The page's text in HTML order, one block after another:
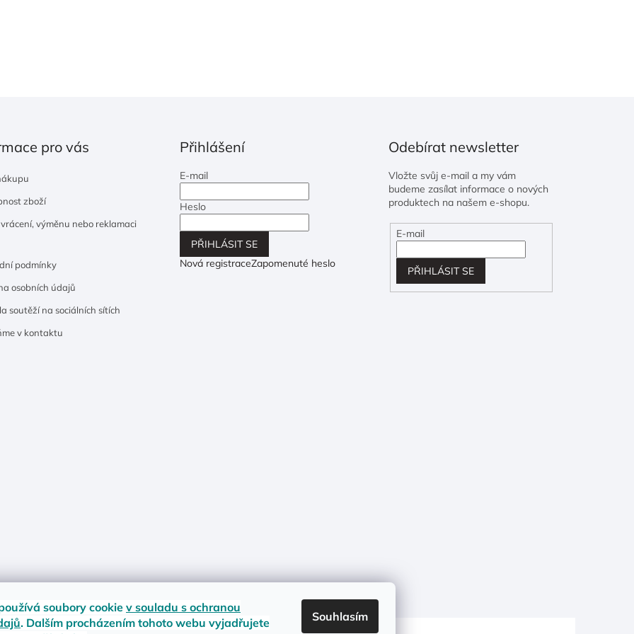
soubory cookie v souladu s ochranou
. Dalším procházením tohoto webu vyjadřujete
Souhlasím
r
v
k
y
v
ý
pro vás
zboží
výměnu nebo reklamaci
podmínky
osobních údajů
soutěží na sociálních sítích
v kontaktu
Přihlášení
E-mail
Heslo
PŘIHLÁSIT SE
Nová registraceZapomenuté heslo
Odebírat newsletter
Vložte svůj e-mail a my vám
budeme zasílat informace o nových
produktech na našem e-shopu.
E-mail
PŘIHLÁSIT SE